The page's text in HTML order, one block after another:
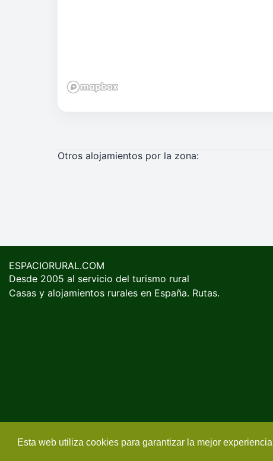
Esta web utiliza cookies para garantizar la mejor experiencia
Otros alojamientos por la zona:
ESPACIORURAL.COM
Desde 2005 al servicio del turismo rural
Casas y alojamientos rurales en España. Rutas.